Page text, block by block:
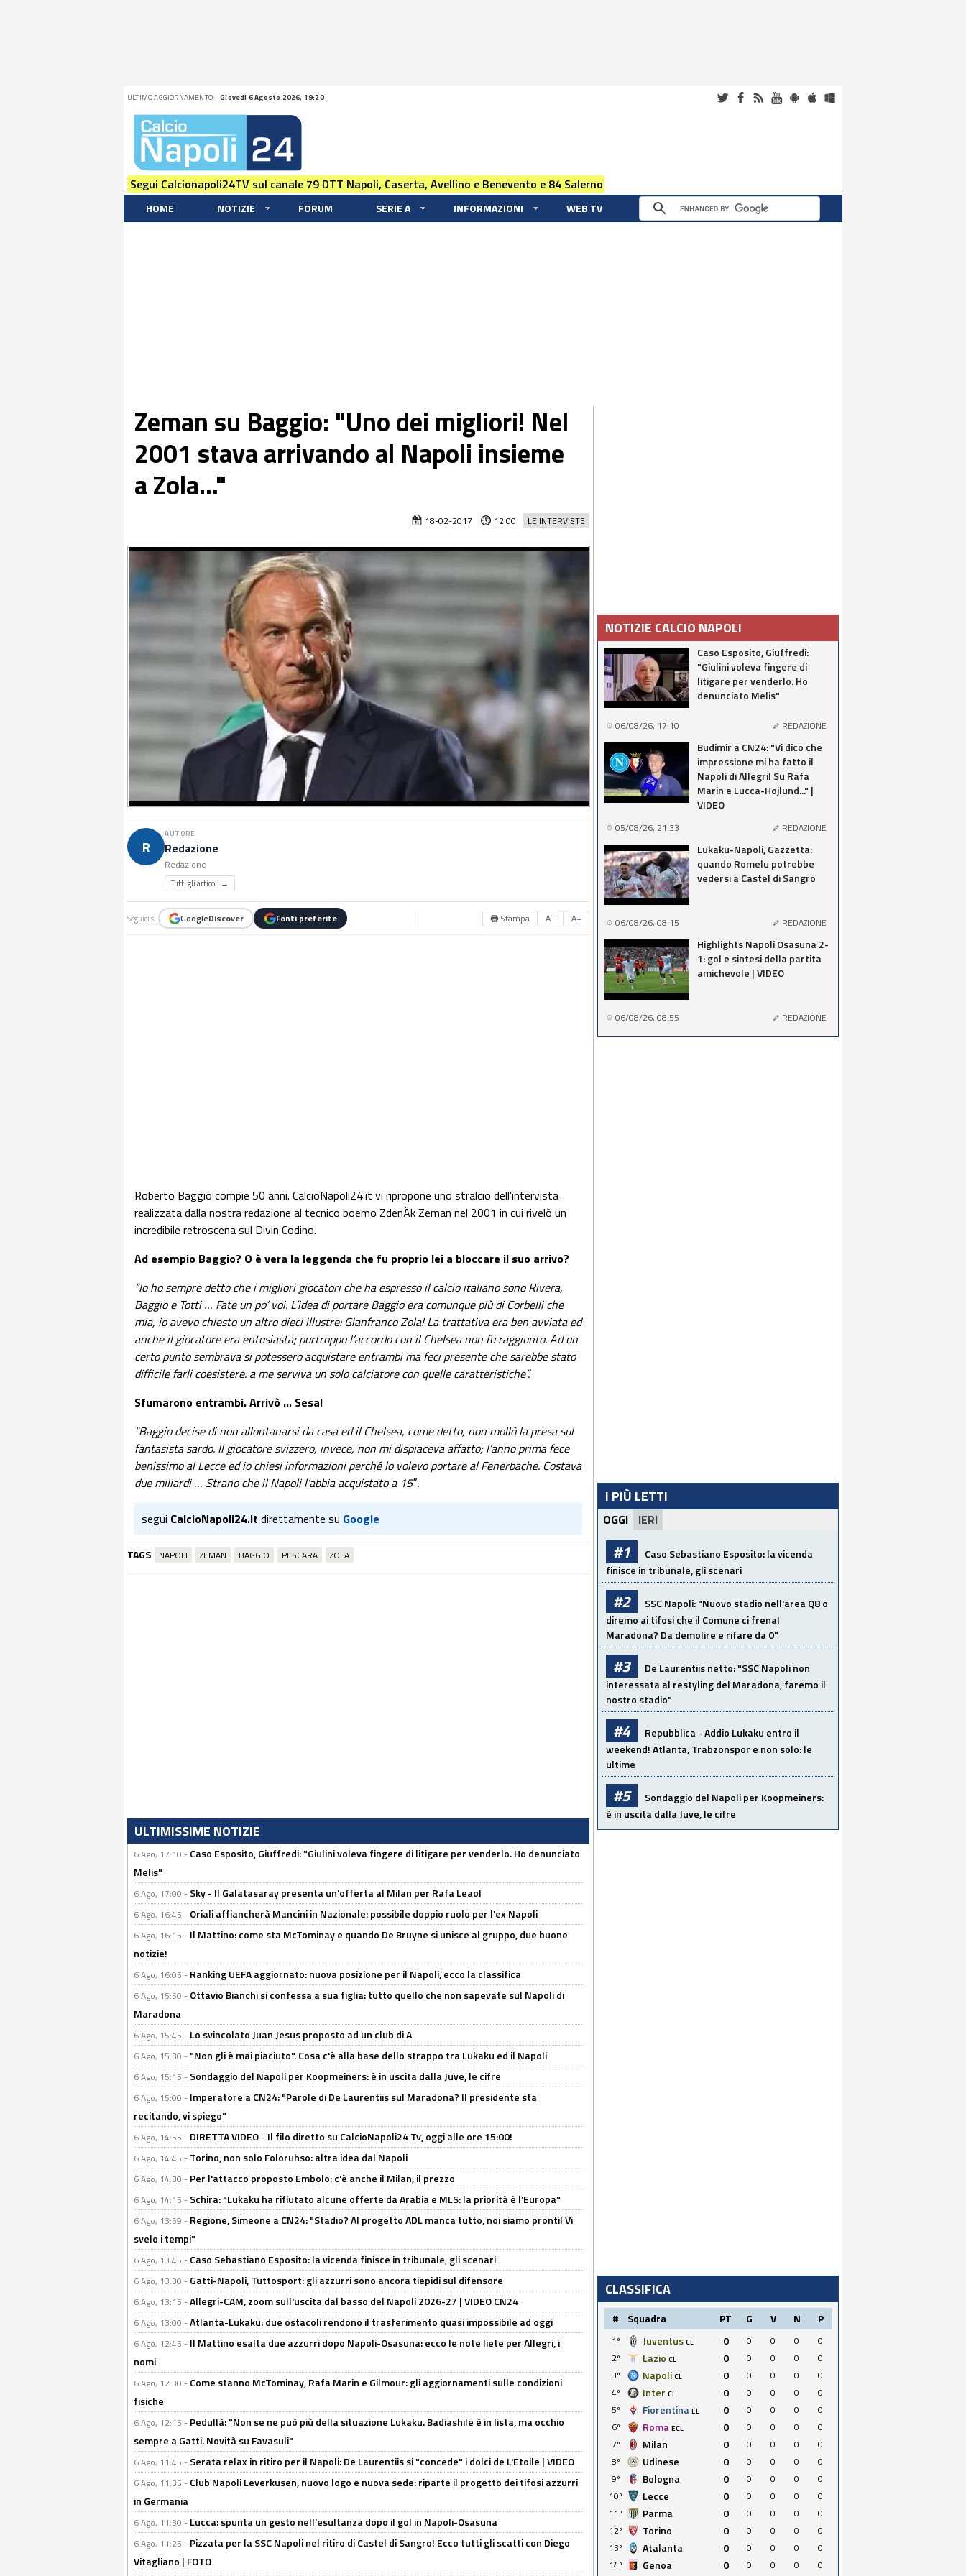
ULTIMO AGGIORNAMENTO: Giovedi 6 Agosto 2026, 19:20
Segui Calcionapoli24TV sul canale 79 DTT Napoli, Caserta, Avellino e Benevento e 84 Salerno
HOME NOTIZIE FORUM SERIE A INFORMAZIONI WEB TV
Zeman su Baggio: "Uno dei migliori! Nel
2001 stava arrivando al Napoli insieme
a Zola..."
LE INTERVISTE
18-02-2017 12:00
R
AUTORE
Redazione
Redazione
Tutti gli articoli →
Seguici su GoogleDiscover Fonti preferite 🖶 Stampa A− A+
Roberto Baggio compie 50 anni. CalcioNapoli24.it vi ripropone uno stralcio dell'intervista
realizzata dalla nostra redazione al tecnico boemo ZdenÄk Zeman nel 2001 in cui rivelò un
incredibile retroscena sul Divin Codino.
Ad esempio Baggio? O è vera la leggenda che fu proprio lei a bloccare il suo arrivo?
“Io ho sempre detto che i migliori giocatori che ha espresso il calcio italiano sono Rivera,
Baggio e Totti … Fate un po’ voi. L’idea di portare Baggio era comunque più di Corbelli che
mia, io avevo chiesto un altro dieci illustre: Gianfranco Zola! La trattativa era ben avviata ed
anche il giocatore era entusiasta; purtroppo l’accordo con il Chelsea non fu raggiunto. Ad un
certo punto sembrava si potessero acquistare entrambi ma feci presente che sarebbe stato
difficile farli coesistere: a me serviva un solo calciatore con quelle caratteristiche”.
Sfumarono entrambi. Arrivò … Sesa!
"Baggio decise di non allontanarsi da casa ed il Chelsea, come detto, non mollò la presa sul
fantasista sardo. Il giocatore svizzero, invece, non mi dispiaceva affatto; l’anno prima fece
benissimo al Lecce ed io chiesi informazioni perché lo volevo portare al Fenerbache. Costava
due miliardi … Strano che il Napoli l’abbia acquistato a 15″.
segui CalcioNapoli24.it direttamente su Google
TAGS NAPOLI ZEMAN BAGGIO PESCARA ZOLA
ULTIMISSIME NOTIZIE
6 Ago, 17:10 - Caso Esposito, Giuffredi: "Giulini voleva fingere di litigare per venderlo. Ho denunciato
Melis"
6 Ago, 17:00 - Sky - Il Galatasaray presenta un'offerta al Milan per Rafa Leao!
6 Ago, 16:45 - Oriali affiancherà Mancini in Nazionale: possibile doppio ruolo per l'ex Napoli
6 Ago, 16:15 - Il Mattino: come sta McTominay e quando De Bruyne si unisce al gruppo, due buone
notizie!
6 Ago, 16:05 - Ranking UEFA aggiornato: nuova posizione per il Napoli, ecco la classifica
6 Ago, 15:50 - Ottavio Bianchi si confessa a sua figlia: tutto quello che non sapevate sul Napoli di
Maradona
6 Ago, 15:45 - Lo svincolato Juan Jesus proposto ad un club di A
6 Ago, 15:30 - "Non gli è mai piaciuto". Cosa c'è alla base dello strappo tra Lukaku ed il Napoli
6 Ago, 15:15 - Sondaggio del Napoli per Koopmeiners: è in uscita dalla Juve, le cifre
6 Ago, 15:00 - Imperatore a CN24: "Parole di De Laurentiis sul Maradona? Il presidente sta
recitando, vi spiego"
6 Ago, 14:55 - DIRETTA VIDEO - Il filo diretto su CalcioNapoli24 Tv, oggi alle ore 15:00!
6 Ago, 14:45 - Torino, non solo Foloruhso: altra idea dal Napoli
6 Ago, 14:30 - Per l'attacco proposto Embolo: c'è anche il Milan, il prezzo
6 Ago, 14:15 - Schira: "Lukaku ha rifiutato alcune offerte da Arabia e MLS: la priorità è l'Europa"
6 Ago, 13:59 - Regione, Simeone a CN24: "Stadio? Al progetto ADL manca tutto, noi siamo pronti! Vi
svelo i tempi"
6 Ago, 13:45 - Caso Sebastiano Esposito: la vicenda finisce in tribunale, gli scenari
6 Ago, 13:30 - Gatti-Napoli, Tuttosport: gli azzurri sono ancora tiepidi sul difensore
6 Ago, 13:15 -Allegri-CAM, zoom sull'uscita dal basso del Napoli 2026-27 | VIDEO CN24
6 Ago, 13:00 -Atlanta-Lukaku: due ostacoli rendono il trasferimento quasi impossibile ad oggi
6 Ago, 12:45 - Il Mattino esalta due azzurri dopo Napoli-Osasuna: ecco le note liete per Allegri, i
nomi
6 Ago, 12:30 - Come stanno McTominay, Rafa Marin e Gilmour: gli aggiornamenti sulle condizioni
fisiche
6 Ago, 12:15 - Pedullà: "Non se ne può più della situazione Lukaku. Badiashile è in lista, ma occhio
sempre a Gatti. Novità su Favasuli"
6 Ago, 11:45 - Serata relax in ritiro per il Napoli: De Laurentiis si "concede" i dolci de L'Etoile | VIDEO
6 Ago, 11:35 - Club Napoli Leverkusen, nuovo logo e nuova sede: riparte il progetto dei tifosi azzurri
in Germania
6 Ago, 11:30 - Lucca: spunta un gesto nell'esultanza dopo il gol in Napoli-Osasuna
6 Ago, 11:25 - Pizzata per la SSC Napoli nel ritiro di Castel di Sangro! Ecco tutti gli scatti con Diego
Vitagliano | FOTO
NOTIZIE CALCIO NAPOLI
Caso Esposito, Giuffredi:
"Giulini voleva fingere di
litigare per venderlo. Ho
denunciato Melis"
06/08/26, 17:10 REDAZIONE
Budimir a CN24: "Vi dico che
impressione mi ha fatto il
Napoli di Allegri! Su Rafa
Marin e Lucca-Hojlund..." |
VIDEO
05/08/26, 21:33 REDAZIONE
Lukaku-Napoli, Gazzetta:
quando Romelu potrebbe
vedersi a Castel di Sangro
06/08/26, 08:15 REDAZIONE
Highlights Napoli Osasuna 2-
1: gol e sintesi della partita
amichevole | VIDEO
06/08/26, 08:55 REDAZIONE
I PIÙ LETTI
OGGI IERI
#1
Caso Sebastiano Esposito: la vicenda
finisce in tribunale, gli scenari
#2
SSC Napoli: "Nuovo stadio nell'area Q8 o
diremo ai tifosi che il Comune ci frena!
Maradona? Da demolire e rifare da 0"
#3
De Laurentiis netto: "SSC Napoli non
interessata al restyling del Maradona, faremo il
nostro stadio"
#4
Repubblica - Addio Lukaku entro il
weekend! Atlanta, Trabzonspor e non solo: le
ultime
#5
Sondaggio del Napoli per Koopmeiners:
è in uscita dalla Juve, le cifre
CLASSIFICA
# Squadra PT G V N P
1º Juventus CL 0 0 0 0
0
2º
Lazio CL 0 0 0 0
0
3º
Napoli CL 0 0 0 0
0
4º
Inter CL 0 0 0 0
0
5º
Fiorentina EL 0 0 0 0
0
6º
Roma ECL 0 0 0 0
0
7º
Milan 0 0 0 0
0
8º
Udinese 0 0 0 0
0
9º
Bologna 0 0 0 0
0
10º
Lecce 0 0 0 0
0
11º
Parma 0 0 0 0
0
12º
Torino 0 0 0 0
0
13º
Atalanta 0 0 0 0
0
14º
Genoa 0 0 0 0
0